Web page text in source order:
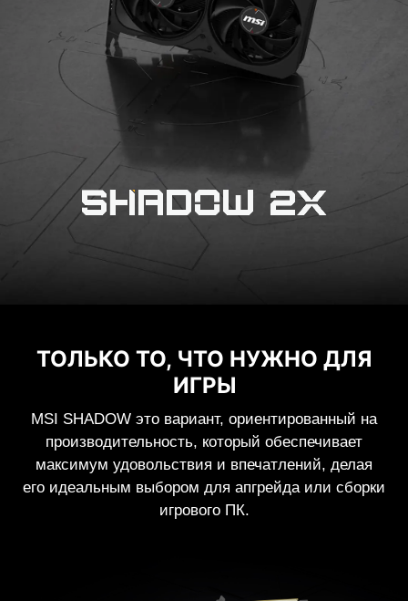
ТОЛЬКО ТО, ЧТО НУЖНО ДЛЯ
ИГРЫ
MSI SHADOW это вариант, ориентированный на
производительность, который обеспечивает
максимум удовольствия и впечатлений, делая
его идеальным выбором для апгрейда или сборки
игрового ПК.